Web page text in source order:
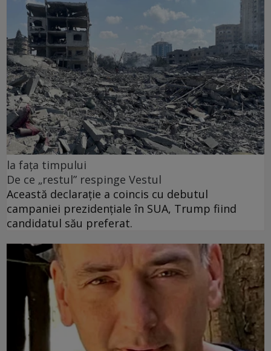
la fața timpului
De ce „restul” respinge Vestul
Această declarație a coincis cu debutul
campaniei prezidențiale în SUA, Trump fiind
candidatul său preferat.